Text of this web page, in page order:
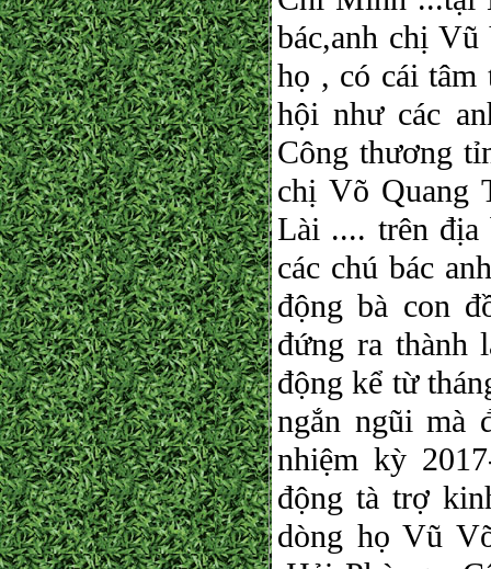
bác,anh chị
họ , có cái
hội như các
Công thương
chị Võ Quang
Lài .... trên
các chú bác
động bà con
đứng ra thành
động kể từ
ngắn ngũi mà
nhiệm kỳ
động tà trợ
dòng họ Vũ